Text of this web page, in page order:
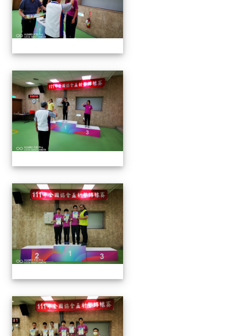
1110913 111年協會盃射擊
1110913 111年協會盃射擊